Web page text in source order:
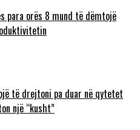
para orës 8 mund të dëmtojë
të drejtoni pa duar në qytetet
një “kusht”